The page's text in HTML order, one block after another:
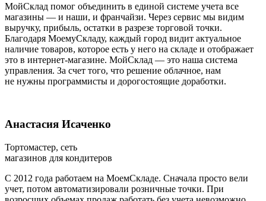
МойСклад помог объединить в единой системе учета все
магазины — и наши, и франчайзи. Через сервис мы видим
выручку, прибыль, остатки в разрезе торговой точки.
Благодаря МоемуСкладу, каждый город видит актуальное
наличие товаров, которое есть у него на складе и отображает
это в интернет-магазине. МойСклад — это наша система
управления. За счет того, что решение облачное, нам
не нужны программисты и дорогостоящие доработки.
Анастасия Исаченко
Тортомастер, сеть
магазинов для кондитеров
С 2012 года работаем на МоемСкладе. Сначала просто вели
учет, потом автоматизировали розничные точки. При